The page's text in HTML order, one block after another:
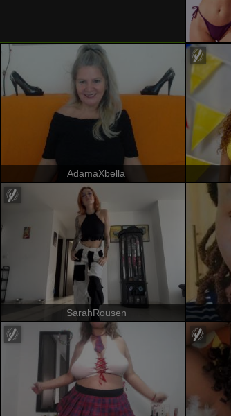
AdamaXbella
SarahRousen